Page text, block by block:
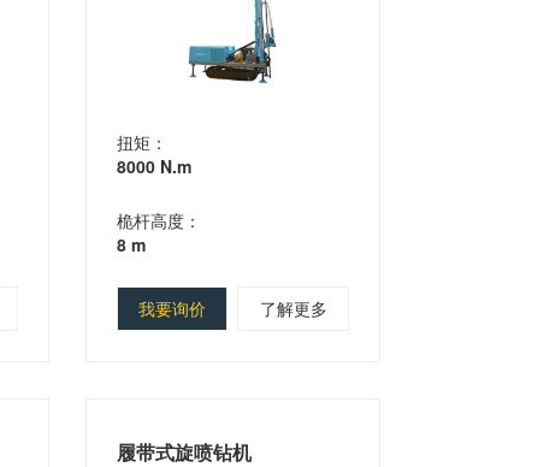
扭矩：
8000 N.m
桅杆高度：
8 m
我要询价 了解更多
履带式旋喷钻机